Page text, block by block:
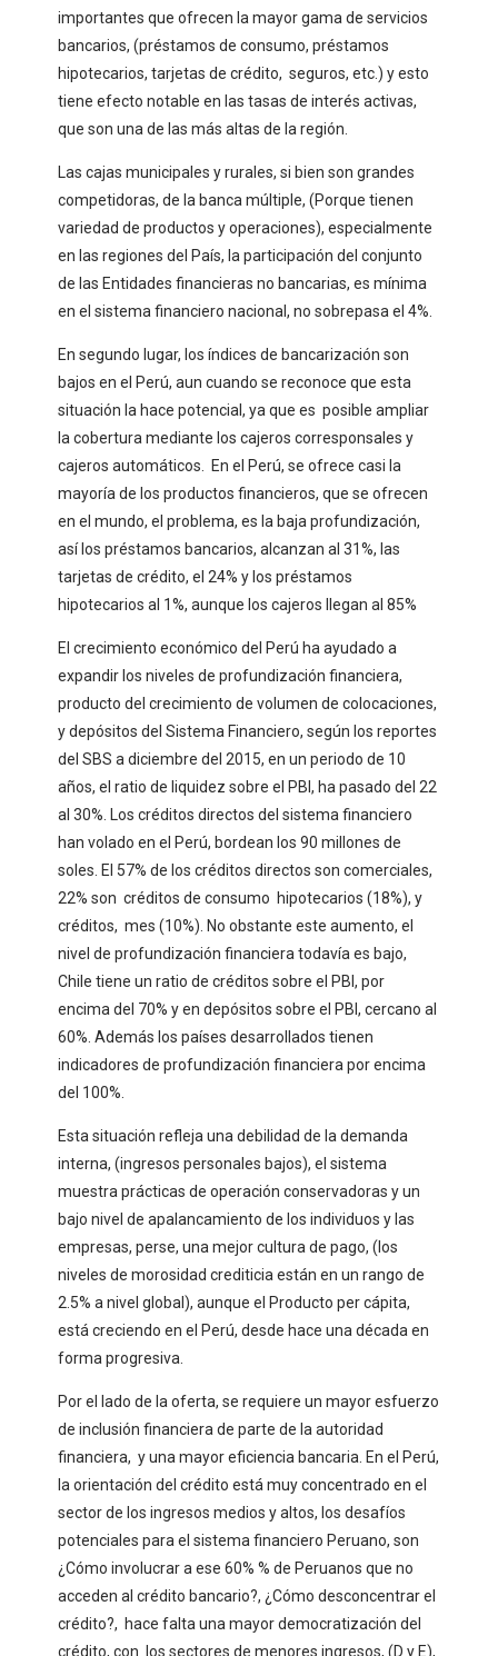
importantes que ofrecen la mayor gama de servicios
bancarios, (préstamos de consumo, préstamos
hipotecarios, tarjetas de crédito, seguros, etc.) y esto
tiene efecto notable en las tasas de interés activas,
que son una de las más altas de la región.
Las cajas municipales y rurales, si bien son grandes
competidoras, de la banca múltiple, (Porque tienen
variedad de productos y operaciones), especialmente
en las regiones del País, la participación del conjunto
de las Entidades financieras no bancarias, es mínima
en el sistema financiero nacional, no sobrepasa el 4%.
En segundo lugar, los índices de bancarización son
bajos en el Perú, aun cuando se reconoce que esta
situación la hace potencial, ya que es posible ampliar
la cobertura mediante los cajeros corresponsales y
cajeros automáticos. En el Perú, se ofrece casi la
mayoría de los productos financieros, que se ofrecen
en el mundo, el problema, es la baja profundización,
así los préstamos bancarios, alcanzan al 31%, las
tarjetas de crédito, el 24% y los préstamos
hipotecarios al 1%, aunque los cajeros llegan al 85%
El crecimiento económico del Perú ha ayudado a
expandir los niveles de profundización financiera,
producto del crecimiento de volumen de colocaciones,
y depósitos del Sistema Financiero, según los reportes
del SBS a diciembre del 2015, en un periodo de 10
años, el ratio de liquidez sobre el PBI, ha pasado del 22
al 30%. Los créditos directos del sistema financiero
han volado en el Perú, bordean los 90 millones de
soles. El 57% de los créditos directos son comerciales,
22% son créditos de consumo hipotecarios (18%), y
créditos, mes (10%). No obstante este aumento, el
nivel de profundización financiera todavía es bajo,
Chile tiene un ratio de créditos sobre el PBI, por
encima del 70% y en depósitos sobre el PBI, cercano al
60%. Además los países desarrollados tienen
indicadores de profundización financiera por encima
del 100%.
Esta situación refleja una debilidad de la demanda
interna, (ingresos personales bajos), el sistema
muestra prácticas de operación conservadoras y un
bajo nivel de apalancamiento de los individuos y las
empresas, perse, una mejor cultura de pago, (los
niveles de morosidad crediticia están en un rango de
2.5% a nivel global), aunque el Producto per cápita,
está creciendo en el Perú, desde hace una década en
forma progresiva.
Por el lado de la oferta, se requiere un mayor esfuerzo
de inclusión financiera de parte de la autoridad
financiera, y una mayor eficiencia bancaria. En el Perú,
la orientación del crédito está muy concentrado en el
sector de los ingresos medios y altos, los desafíos
potenciales para el sistema financiero Peruano, son
¿Cómo involucrar a ese 60% % de Peruanos que no
acceden al crédito bancario?, ¿Cómo desconcentrar el
crédito?, hace falta una mayor democratización del
crédito, con los sectores de menores ingresos, (D y E),